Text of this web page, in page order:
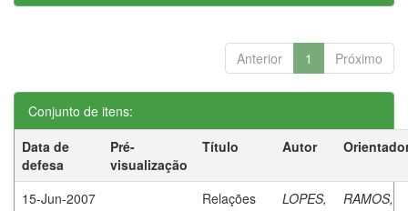
Anterior 1 Próximo
Conjunto de itens:
Data de
defesa
Pré-
visualização
Título Autor
15-Jun-2007
Relações
LOPES,
RAMOS,